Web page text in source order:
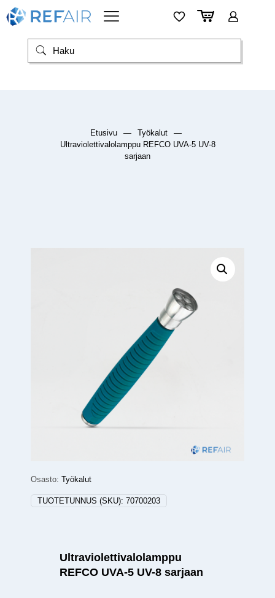
Etusivu — Työkalut
—
Ultraviolettivalolamppu REFCO UVA-5 UV-8
sarjaan
Osasto: Työkalut
TUOTETUNNUS (SKU): 70700203
Ultraviolettivalolamppu
REFCO UVA-5 UV-8 sarjaan